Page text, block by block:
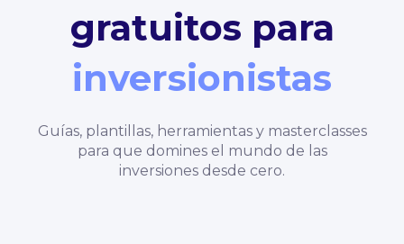
gratuitos para
inversionistas
Guías, plantillas, herramientas y masterclasses
para que domines el mundo de las
inversiones desde cero.